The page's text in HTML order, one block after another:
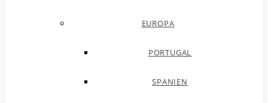
EUROPA
PORTUGAL
SPANIEN